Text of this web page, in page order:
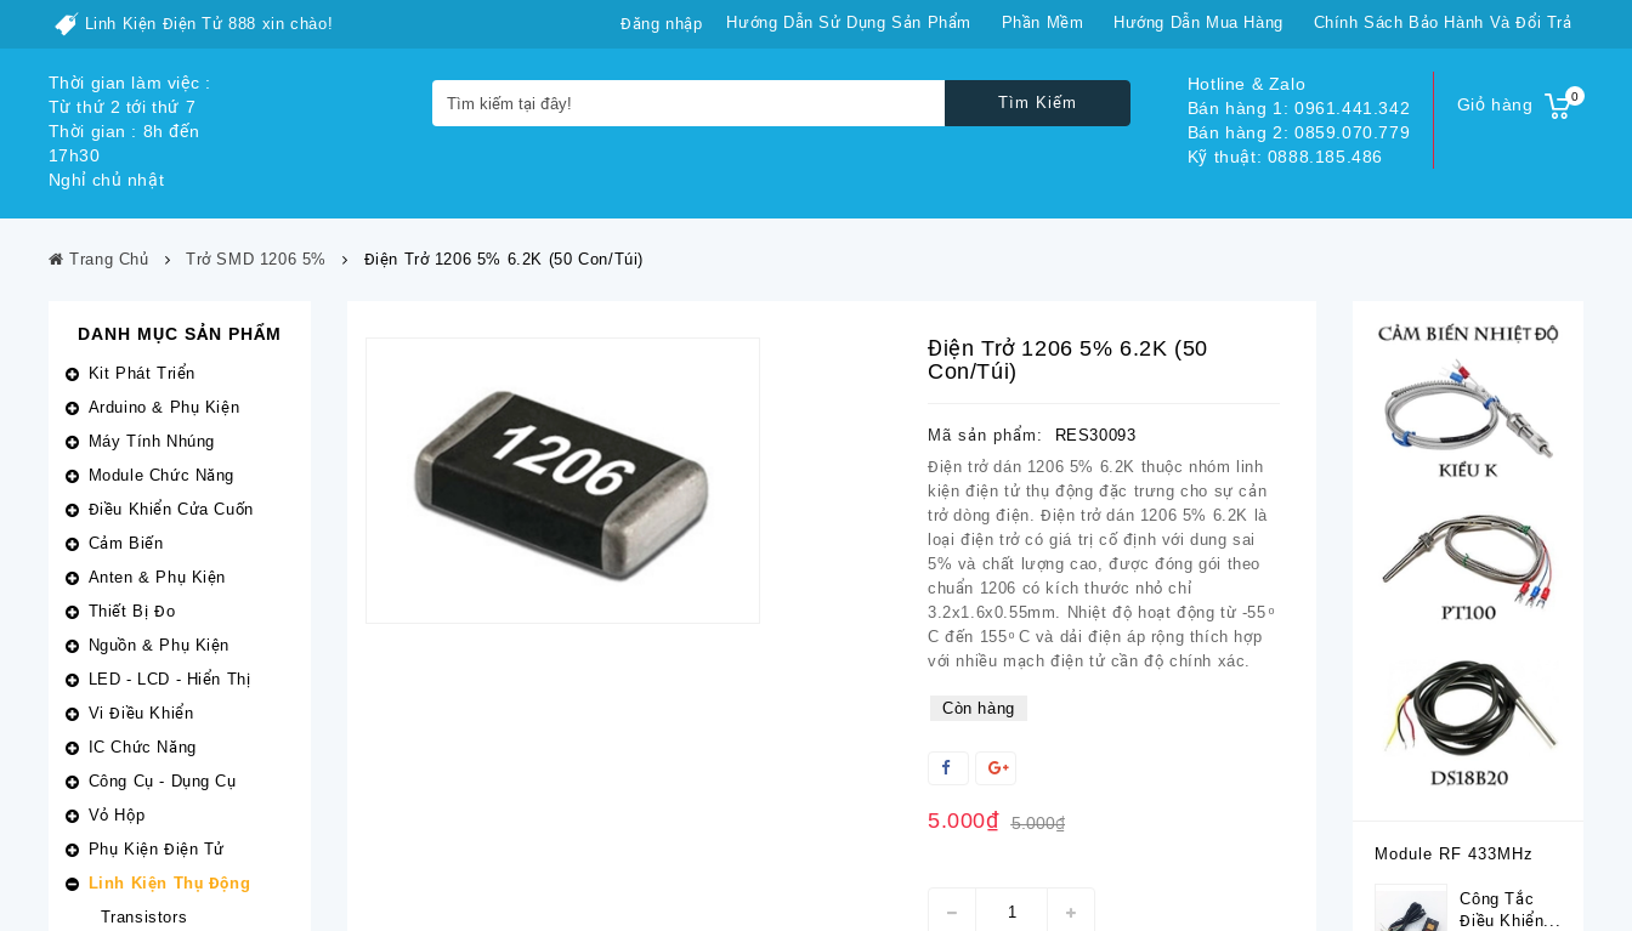
Linh Kiện Điện Tử 888 xin chào! Hướng Dẫn Sử Dụng Sản Phẩm Phần Mềm Hướng Dẫn Mua Hàng Chính Sách Bảo Hành Và Đổi Trả
Đăng nhập
Thời gian làm việc :
Từ thứ 2 tới thứ 7
Thời gian : 8h đến
17h30
Nghỉ chủ nhật
Giỏ hàng 0
Hotline & Zalo
Bán hàng 1: 0961.441.342
Bán hàng 2: 0859.070.779
Kỹ thuật: 0888.185.486
Tìm Kiếm
Trang Chủ Trở SMD 1206 5% Điện Trở 1206 5% 6.2K (50 Con/túi)
DANH MỤC SẢN PHẨM
Kit Phát Triển
Arduino & Phụ Kiện
Máy Tính Nhúng
Module Chức Năng
Điều Khiển Cửa Cuốn
Cảm Biến
Anten & Phụ Kiện
Thiết Bị Đo
Nguồn & Phụ Kiện
LED - LCD - Hiển Thị
Vi Điều Khiển
IC Chức Năng
Công Cụ - Dụng Cụ
Vỏ Hộp
Phụ Kiện Điện Tử
Linh Kiện Thụ Động
Transistors
Điện Trở 1206 5% 6.2K (50
Con/túi)
Mã sản phẩm:
RES30093
Điện trở dán 1206 5% 6.2K thuộc nhóm linh
kiện điện tử thụ động đặc trưng cho sự cản
trở dòng điện. Điện trở dán 1206 5% 6.2K là
loại điện trở có giá trị cố định với dung sai
5% và chất lượng cao, được đóng gói theo
chuẩn 1206 có kích thước nhỏ chỉ
3.2x1.6x0.55mm. Nhiệt độ hoạt động từ -55 ͦ
C đến 155 ͦ C và dải điện áp rộng thích hợp
với nhiều mạch điện tử cần độ chính xác.
Còn hàng
5.000₫ 5.000₫
Module RF 433MHz
Công Tắc
Điều Khiển...